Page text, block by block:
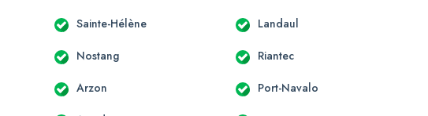
Sainte-Hélène Landaul
Nostang Riantec
Arzon Port-Navalo